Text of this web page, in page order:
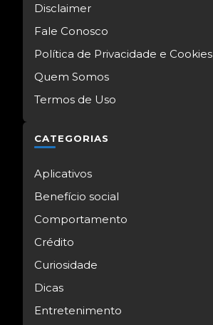
Disclaimer
Fale Conosco
Política de Privacidade e Cookies
Quem Somos
Termos de Uso
CATEGORIAS
Aplicativos
Benefício social
Comportamento
Crédito
Curiosidade
Dicas
Entretenimento